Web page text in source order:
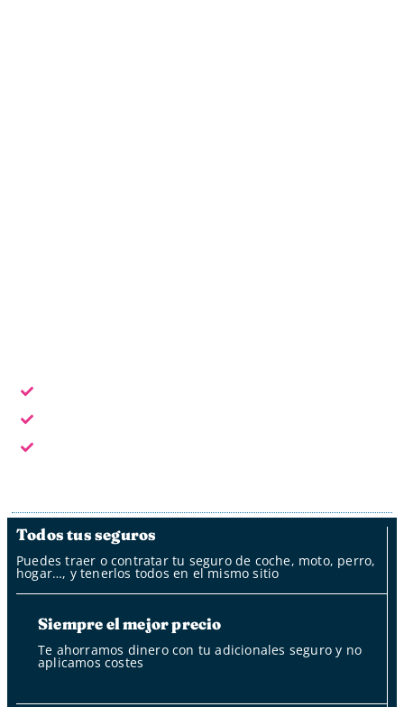
Todos tus seguros
Puedes traer o contratar tu seguro de coche, moto, perro,
hogar…, y tenerlos todos en el mismo sitio
Siempre el mejor precio
Te ahorramos dinero con tu adicionales seguro y no
aplicamos costes